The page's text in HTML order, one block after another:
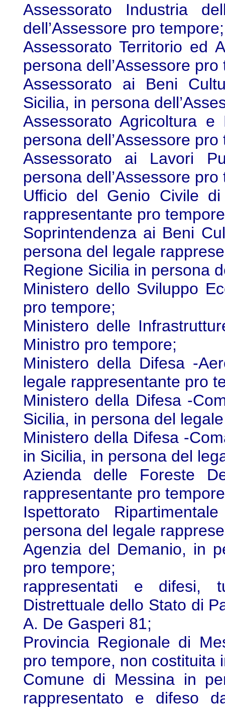
Assessorato Industria
dell’Assessore pro tempore;
Assessorato Territorio ed
persona dell’Assessore
Assessorato ai Beni
Sicilia, in persona
Assessorato Agricoltura
persona dell’Assessore
Assessorato ai Lavori
persona dell’Assessore
Ufficio del Genio Civile
rappresentante pro
Soprintendenza ai Beni
persona del legale
Regione Sicilia in persona
Ministero dello Sviluppo
pro tempore;
Ministero delle
Ministro pro tempore;
Ministero della Difesa -
legale rappresentante pro
Ministero della Difesa -
Sicilia, in persona del
Ministero della Difesa -
in Sicilia, in persona del
Azienda delle Foreste
rappresentante pro
Ispettorato
persona del legale
Agenzia del Demanio, in
pro tempore;
rappresentati e difesi,
Distrettuale dello Stato di
A. De Gasperi 81;
Provincia Regionale di
pro tempore, non costituita
Comune di Messina in
rappresentato e difeso